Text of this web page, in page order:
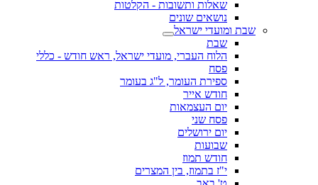
שאלות ותשובות - הקלטות
נושאים שונים
שבת ומועדי ישראל
שבת
הלוח העברי, מועדי ישראל, ראש חודש - כללי
פסח
ספירת העומר, ל"ג בעומר
חודש אייר
יום העצמאות
פסח שני
יום ירושלים
שבועות
חודש תמוז
י"ז בתמוז, בין המצרים